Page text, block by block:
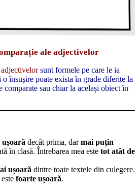
ale adjectivelor
sunt formele pe care le ia
o însușire poate exista în grade diferite la
comparate sau chiar la același obiect în
ușoară decât prima, darmai puțin
în clasă. Întrebarea mea este tot atât de
ușoară dintre toate textele din culegere.
foarte ușoară.